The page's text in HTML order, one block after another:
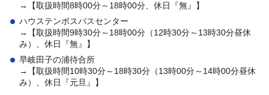
→【取扱時間8時00分～18時00分、休日『無』】
ハウステンボスバスセンター
→【取扱時間9時30分～18時00分（12時30分～13時30分昼休
み）、休日『無』】
早岐田子の浦待合所
→【取扱時間10時30分～18時30分（13時00分～14時00分昼休
み）、休日『元旦』】